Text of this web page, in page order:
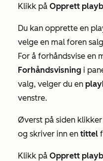
Klikk på Opprett
Du kan opprette en
velge en mal foren
For å forhåndsvise en
Forhåndsvisning i
valg, velger du en
venstre.
Øverst på siden
og skriver inn en tittel
Klikk på Opprett